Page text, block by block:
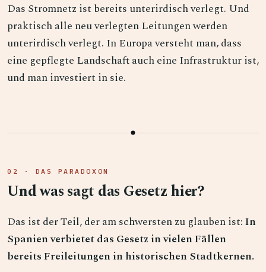
Das Stromnetz ist bereits unterirdisch verlegt. Und
praktisch alle neu verlegten Leitungen werden
unterirdisch verlegt. In Europa versteht man, dass
eine gepflegte Landschaft auch eine Infrastruktur ist,
und man investiert in sie.
02 · DAS PARADOXON
Und was sagt das Gesetz hier?
Das ist der Teil, der am schwersten zu glauben ist:In
Spanien verbietet das Gesetz in vielen Fällen
bereits Freileitungen in historischen Stadtkernen.